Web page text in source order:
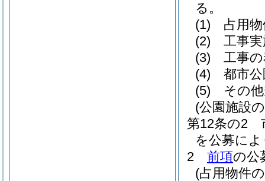
る。
(1)
占用
(2)
工事
(3)
工事
(4)
都市
(5)
その
(公園施設
第12条の2
を公募に
2
前項の公
(占用物件